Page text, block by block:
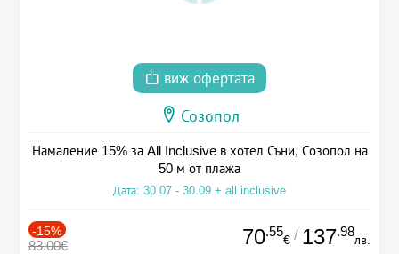
виж офертата
Созопол
Намаление 15% за All Inclusive в хотел Съни, Созопол на
50 м от плажа
Дата: 30.07 - 30.09 + all inclusive
-15%
83.00€ 70.55
€ / 137.98
лв.